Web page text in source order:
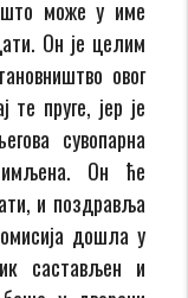
што може у име
Он је целим
овог
пруге, јер је
сувопарна
Он ће
и поздравља
дошла у
састављен и